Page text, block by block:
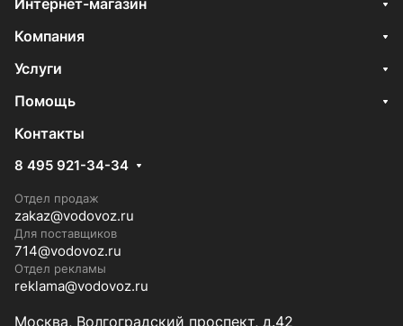
Интернет-магазин
Компания
Услуги
Помощь
Контакты
8 495 921-34-34
Отдел продаж
zakaz@vodovoz.ru
Для поставщиков
714@vodovoz.ru
Отдел рекламы
reklama@vodovoz.ru
Москва, Волгоградский проспект, д.42